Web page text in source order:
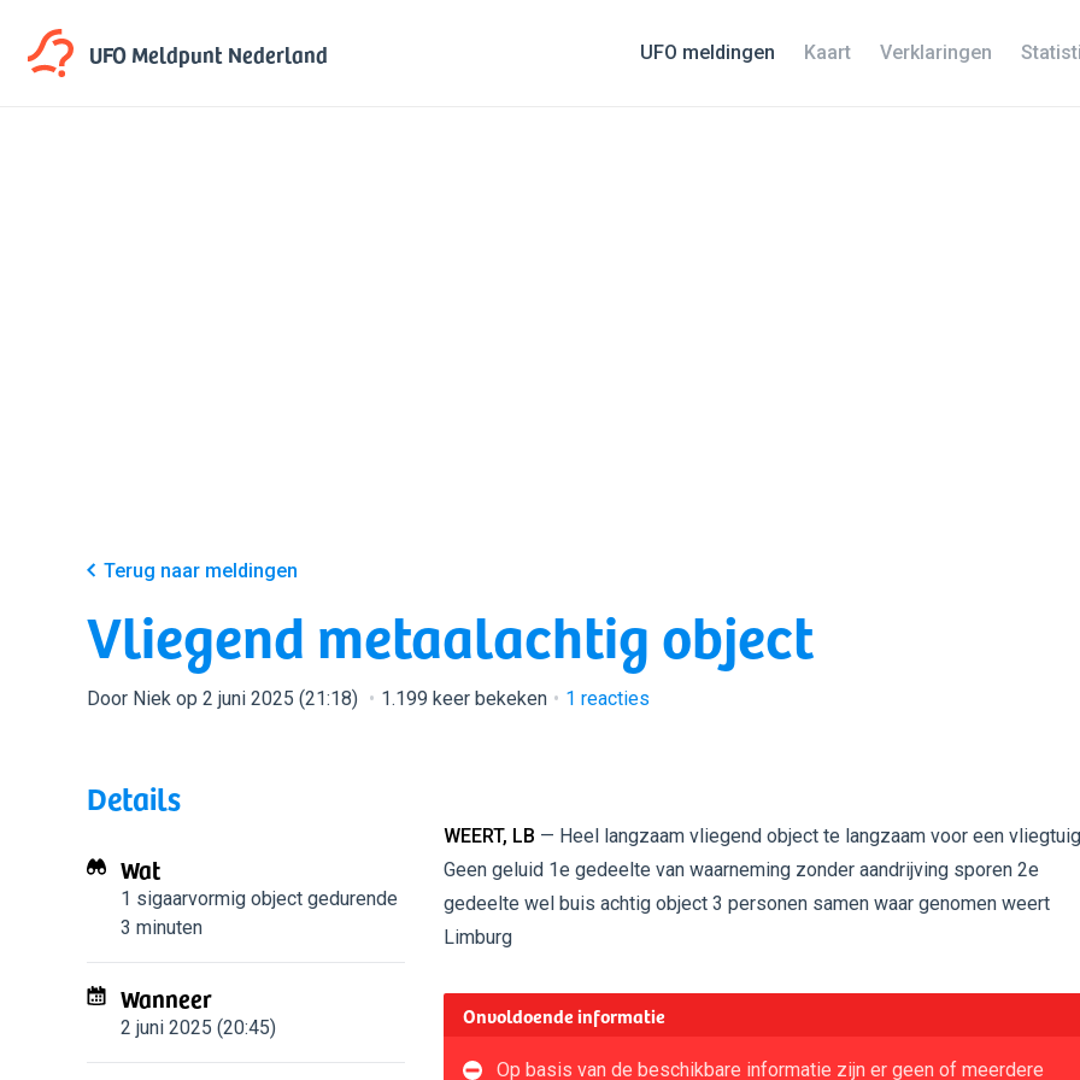
UFO MeldpuntNederland UFO meldingen Kaart Verklaringen
Terug naar meldingen
Vliegend metaalachtig object
Door Niek op 2 juni 2025 (21:18) 1.199 keer bekeken 1 reacties
Details
Wat
1 sigaarvormig object gedurende
3 minuten
Wanneer
2 juni 2025 (20:45)
WEERT, LB — Heel langzaam vliegend object te langzaam voor een vliegtuig
Geen geluid 1e gedeelte van waarneming zonder aandrijving sporen 2e
gedeelte wel buis achtig object 3 personen samen waar genomen weert
Limburg
Onvoldoende informatie
Op basis van de beschikbare informatie zijn er geen of meerdere